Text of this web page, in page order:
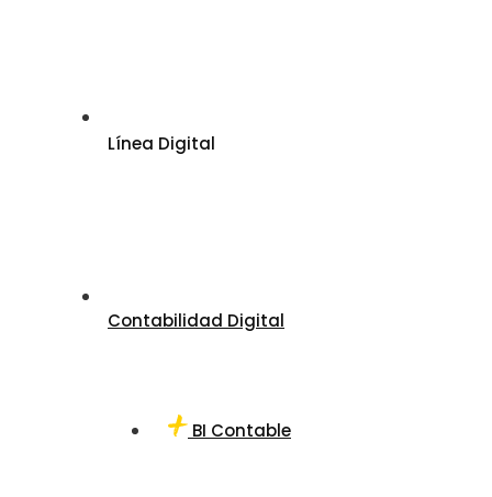
Línea Digital
Contabilidad Digital
BI Contable